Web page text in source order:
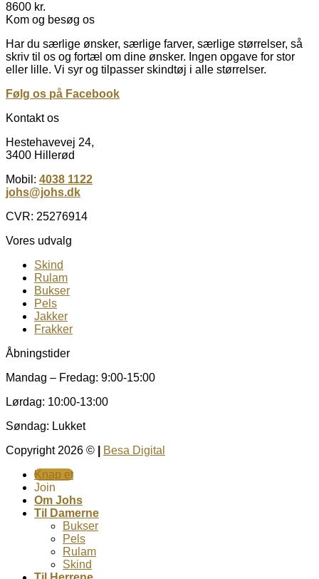
8600 kr.
Kom og besøg os
Har du særlige ønsker, særlige farver, særlige størrelser, så
skriv til os og fortæl om dine ønsker. Ingen opgave for stor
eller lille. Vi syr og tilpasser skindtøj i alle størrelser.
Følg os på Facebook
Kontakt os
Hestehavevej 24,
3400 Hillerød
Mobil: 4038 1122
johs@johs.dk
CVR: 25276914
Vores udvalg
Skind
Rulam
Bukser
Pels
Jakker
Frakker
Åbningstider
Mandag – Fredag: 9:00-15:00
Lørdag: 10:00-13:00
Søndag: Lukket
Copyright 2026 ©
Besa Digital
Knap et
Join
Om Johs
Til Damerne
Bukser
Pels
Rulam
Skind